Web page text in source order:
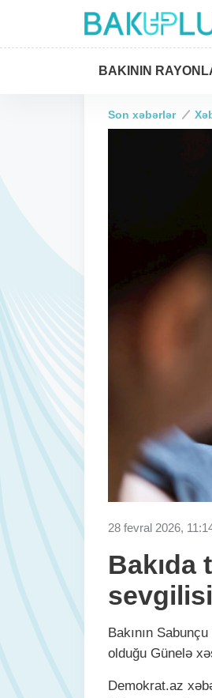
BAKININ
Son xəbərlər
28 fevral 2026,
Bakıda
Bakının
olduğu Günelə
Demokrat.az